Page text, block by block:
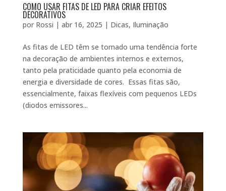
COMO USAR FITAS DE LED PARA CRIAR EFEITOS
DECORATIVOS
por Rossi | abr 16, 2025 | Dicas, Iluminação
As fitas de LED têm se tornado uma tendência forte
na decoração de ambientes internos e externos,
tanto pela praticidade quanto pela economia de
energia e diversidade de cores. Essas fitas são,
essencialmente, faixas flexíveis com pequenos LEDs
(diodos emissores...